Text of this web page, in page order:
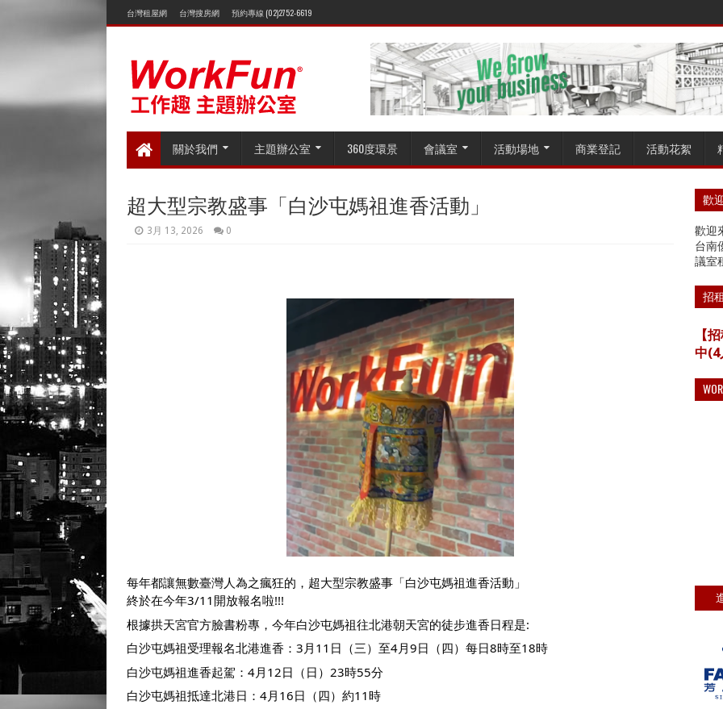
台灣租屋網 台灣搜房網 預約專線 (02)2752-6619
關於我們 主題辦公室 360度環景 會議室 活動場地 商業登記 活動花絮
超大型宗教盛事「白沙屯媽祖進香活動」
3月 13, 2026 0
每年都讓無數臺灣人為之瘋狂的，超大型宗教盛事「白沙屯媽祖進香活動」
終於在今年3/11開放報名啦!!!
根據拱天宮官方臉書粉專，今年白沙屯媽祖往北港朝天宮的徒步進香日程是:
白沙屯媽祖受理報名北港進香：3月11日（三）至4月9日（四）每日8時至18時
白沙屯媽祖進香起駕：4月12日（日）23時55分
白沙屯媽祖抵達北港日：4月16日（四）約11時
歡
歡迎
台南
議室
招
【
中(4